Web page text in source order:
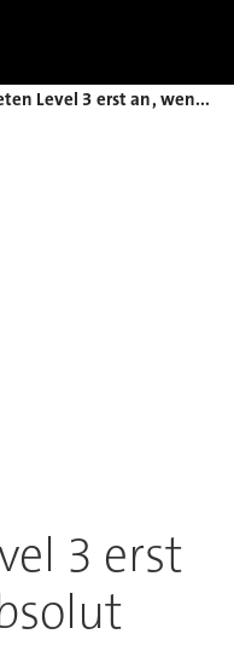
"Wir bieten Level 3 erst an, wenn es absolut sicher ist"
3 erst